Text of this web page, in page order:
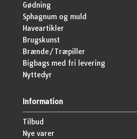
Gødning
Sphagnum og muld
Haveartikler
Brugskunst
Brænde/Træpiller
Bigbags med fri levering
Nyttedyr
Information
Tilbud
Nye varer